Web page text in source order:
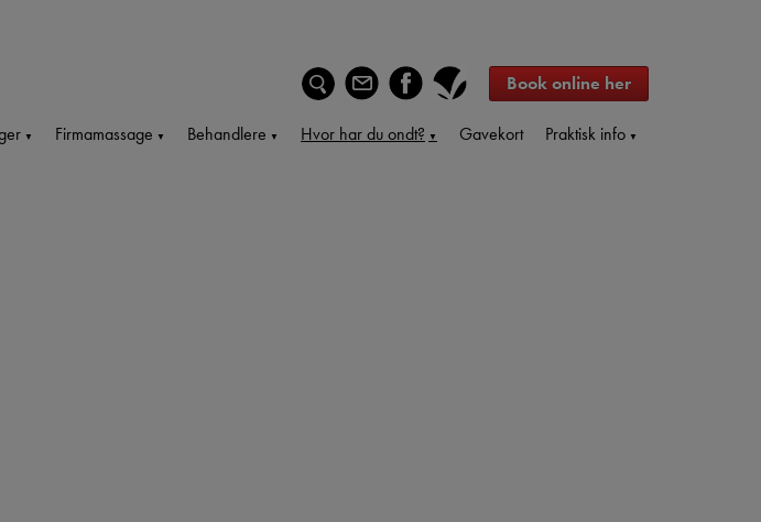
Book online her
Firmamassage Behandlere Hvor har du ondt? Gavekort Praktisk info